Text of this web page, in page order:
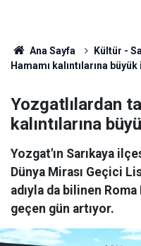
Ana Sayfa Kültür -
Hamamı kalıntılarına
Yozgatlılardan
kalıntılarına
Yozgat'ın Sarıkaya
Dünya Mirası Geçici
adıyla da bilinen
geçen gün artıyor.